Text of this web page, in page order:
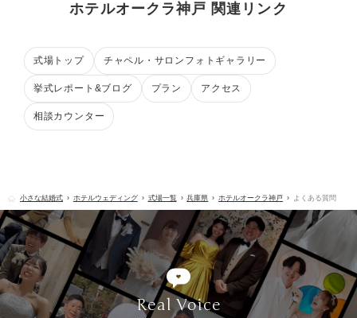
ホテルオークラ神戸 関連リンク
式場トップ チャペル・サロンフォトギャラリー
挙式レポート&ブログ プラン アクセス
相談カウンター
小さな結婚式 ホテルウェディング 式場一覧 兵庫県 ホテルオークラ神戸 よくある質問
Real Voice